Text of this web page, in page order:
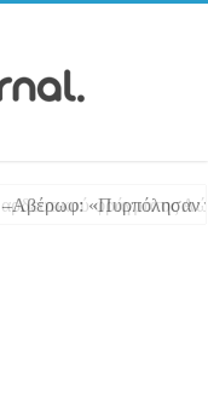
«Πυρπόλησαν το